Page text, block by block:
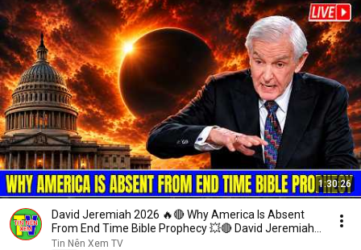
1:30:26
David Jeremiah 2026 🔥🔴 Why America Is Absent
From End Time Bible Prophecy 💥🔴 David Jeremiah
Sermons
Tin Nên Xem TV